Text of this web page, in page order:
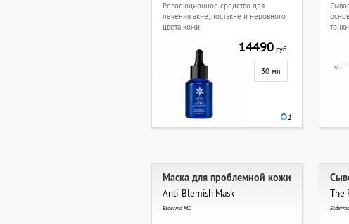
Революционное средство для
лечения акне, постакне и неровного
цвета кожи.
14490 руб.
30 мл
1
Маска для проблемной кожи
Anti-Blemish Mask
Esderma MD
The